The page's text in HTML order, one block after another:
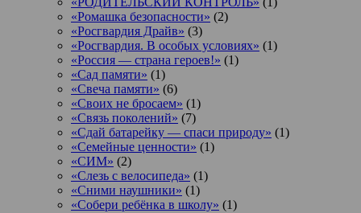
«Ромашка безопасности» (2)
«Росгвардия Драйв» (3)
«Росгвардия. В особых условиях» (1)
«Россия — страна героев!» (1)
«Сад памяти» (1)
«Свеча памяти» (6)
«Своих не бросаем» (1)
«Связь поколений» (7)
«Сдай батарейку — спаси природу» (1)
«Семейные ценности» (1)
«СИМ» (2)
«Слезь с велосипеда» (1)
«Сними наушники» (1)
«Собери ребёнка в школу» (1)